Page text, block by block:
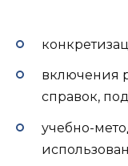
включения
справок,
учебно-